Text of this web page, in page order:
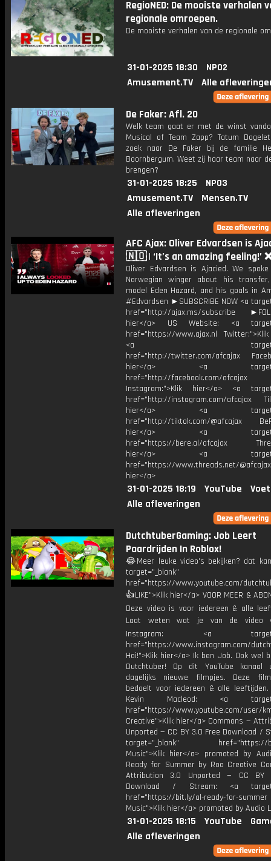
RegioNED: De mooiste verhalen
regionale omroepen.
De mooiste verhalen van de regionale
31-01-2025 18:30
NPO2
Amusement.TV
Alle
De Faker: Afl. 20
Welk team gaat er met de winst
Musical of Team Zapp? Tatum
zoek naar De Faker bij de familie
Boornbergum. Weet zij haar team naar
brengen?
31-01-2025 18:25
NPO3
Amusement.TV
Mensen.TV
Alle afleveringen
AFC Ajax: Oliver Edvardsen is
🇳🇴 | ‘It’s an amazing feeling!’
Oliver Edvardsen is Ajacied. We
Norwegian winger about his
model Eden Hazard, and his goals in
#Edvardsen ►SUBSCRIBE NOW <a
href="http://ajax.ms/subscribe
hier</a> US Website: <a
href="https://www.ajax.nl
<a
href="http://twitter.com/afcajax
hier</a> <a
href="http://facebook.com/afcajax
Instagram:">Klik hier</a> <a
href="http://instagram.com/afcajax
hier</a> <a
href="http://tiktok.com/@afcajax
hier</a> <a
href="https://bere.al/afcajax
hier</a> <a
href="https://www.threads.net/
hier</a>
31-01-2025 18:19 YouTube
Alle afleveringen
DutchtuberGaming: Job Leert
Paardrijden In Roblox!
😂Meer leuke video's bekijken? dat
target="_blank"
href="https://www.youtube.com/
👍LIKE">Klik hier</a> VOOR MEER &
Deze video is voor iedereen & alle
Laat weten wat je van de video
Instagram: <a
href="https://www.instagram.com/
Hoi!">Klik hier</a> Ik ben Job. Ook wel
Dutchtuber! Op dit YouTube kanaal
dagelijks nieuwe filmpjes. Deze
bedoelt voor iedereen & alle
Kevin Macleod: <a
href="https://www.youtube.com/user/
Creative">Klik hier</a> Commons —
Unported — CC BY 3.0 Free Download /
target="_blank" href="https://
Music">Klik hier</a> promoted by
Ready for Summer by Roa Creative
Attribution 3.0 Unported — CC BY
Download / Stream: <a
href="https://bit.ly/al-ready-for-summer
Music">Klik hier</a> promoted by Audio
31-01-2025 18:15 YouTube
Alle afleveringen